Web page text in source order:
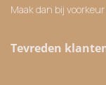
Maak dan bij
Tevreden